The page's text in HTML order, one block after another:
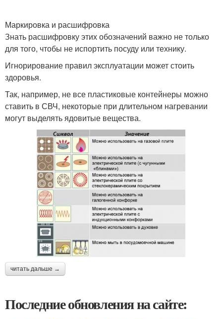
Маркировка и расшифровка
Знать расшифровку этих обозначений важно не только
для того, чтобы не испортить посуду или технику.
Игнорирование правил эксплуатации может стоить
здоровья.
Так, например, не все пластиковые контейнеры можно
ставить в СВЧ, некоторые при длительном нагревании
могут выделять ядовитые вещества.
читать дальше →
Последние обновления на сайте: